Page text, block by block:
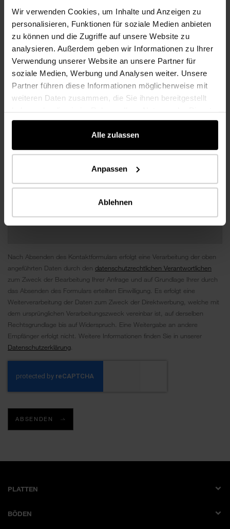
Wir verwenden Cookies, um Inhalte und Anzeigen zu
personalisieren, Funktionen für soziale Medien anbieten
zu können und die Zugriffe auf unsere Website zu
analysieren. Außerdem geben wir Informationen zu Ihrer
Verwendung unserer Website an unsere Partner für
soziale Medien, Werbung und Analysen weiter. Unsere
Partner führen diese Informationen möglicherweise mit
weiteren Daten zusammen, die Sie ihnen bereitgestellt
gesammelt haben.
Alle zulassen
Anpassen
Ablehnen
Nach Absenden des Kontaktformulars erfolgt eine Verarbeitung der oben
angeführten Daten durch den datenschutzrechtlichen Verantwortlichen
zum Zweck der Bearbeitung Ihrer Anfrage und auf Grundlage Ihrer durch
das Absenden des Formulars erteilten Einwilligung. Es erfolgt eine
Weiterverarbeitung der Daten zum Zweck der Direktwerbung, welche mit
dem ursprünglichen Verarbeitungszweck vereinbar ist, auf derselben
Rechtsgrundlage bis auf Widerspruch. Eine Weitergabe an andere
Empfänger erfolgt nicht. Weitere Informationen finden Sie in unserer
Datenschutzerklärung
ABSENDEN
PLATTEN
Dekorplatte
BÖDEN